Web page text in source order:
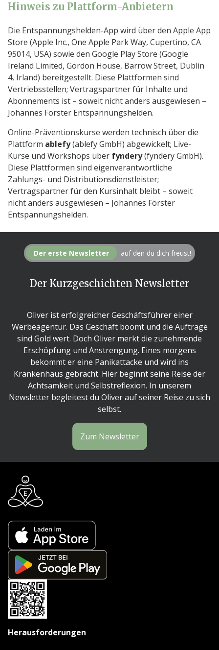
Hinweis zu Plattform-Anbietern
Die Entspannungshelden-App wird über den Apple App
Store (Apple Inc., One Apple Park Way, Cupertino, CA
95014, USA) sowie den Google Play Store (Google
Ireland Limited, Gordon House, Barrow Street, Dublin
4, Irland) bereitgestellt. Diese Plattformen sind
Vertriebsstellen; Vertragspartner für Inhalte und
Abonnements ist – soweit nicht anders ausgewiesen –
Johannes Förster Entspannungshelden.
Online-Präventionskurse werden technisch über die
Plattform ablefy(ablefy GmbH) abgewickelt; Live-
Kurse und Workshops über fyndery(fyndery GmbH).
Diese Plattformen sind eigenverantwortliche
Zahlungs- und Distributionsdienstleister;
Vertragspartner für den Kursinhalt bleibt – soweit
nicht anders ausgewiesen – Johannes Förster
Entspannungshelden.
Der erste Newsletter auf den du dich freust!
Der Kurzgeschichten Newsletter
Oliver ist erfolgreicher Geschäftsführer einer
Werbeagentur. Das Geschäft boomt und die Aufträge
sind Gold wert. Doch Oliver merkt die zunehmende
Erschöpfung und Anstrengung. Eines morgens
bekommt er eine Panikattacke und wird ins
Krankenhaus gebracht. Hier beginnt seine Reise der
Achtsamkeit und Selbstreflexion. In unserem
Newsletter begleitest du Oliver auf seiner Reise zu sich
selbst.
Zum Newsletter
Herausforderungen